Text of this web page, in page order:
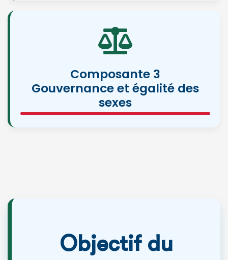
Composante 3
Gouvernance et égalité des
sexes
Objectif du